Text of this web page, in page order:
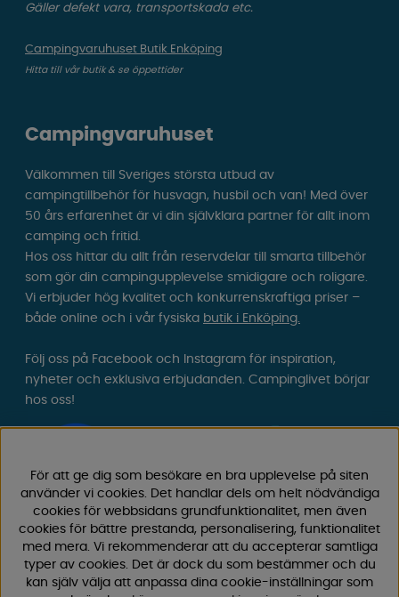
Gäller defekt vara, transportskada etc.
Campingvaruhuset Butik Enköping
Hitta till vår butik & se öppettider
Campingvaruhuset
Välkommen till Sveriges största utbud av
campingtillbehör för husvagn, husbil och van! Med över
50 års erfarenhet är vi din självklara partner för allt inom
camping och fritid.
Hos oss hittar du allt från reservdelar till smarta tillbehör
som gör din campingupplevelse smidigare och roligare.
Vi erbjuder hög kvalitet och konkurrenskraftiga priser –
både online och i vår fysiska butik i Enköping.
Följ oss på Facebook och Instagram för inspiration,
nyheter och exklusiva erbjudanden. Campinglivet börjar
hos oss!
För att ge dig som besökare en bra upplevelse på siten
använder vi cookies. Det handlar dels om helt nödvändiga
cookies för webbsidans grundfunktionalitet, men även
cookies för bättre prestanda, personalisering, funktionalitet
med mera. Vi rekommenderar att du accepterar samtliga
typer av cookies. Det är dock du som bestämmer och du
kan själv välja att anpassa dina cookie-inställningar som